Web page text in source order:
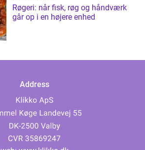
Røgeri: når fisk, røg og håndværk
går op i en højere enhed
Address